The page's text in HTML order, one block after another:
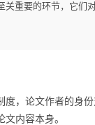
关重要的环节，它们
论文作者的身份
内容本身。